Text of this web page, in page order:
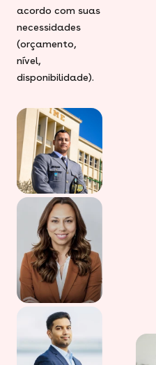
acordo com suas
necessidades
(orçamento,
nível,
disponibilidade).